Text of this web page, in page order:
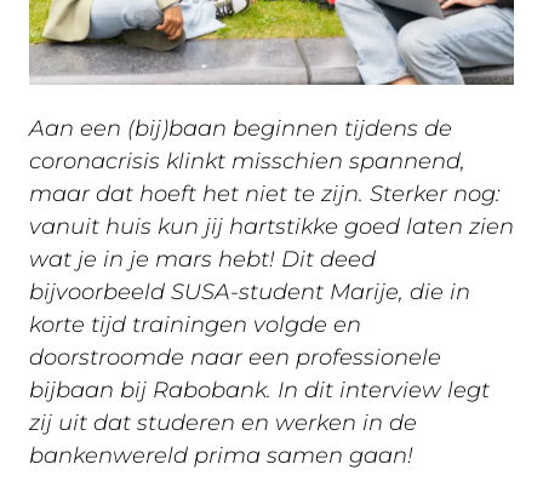
Aan een (bij)baan beginnen tijdens de
coronacrisis klinkt misschien spannend,
maar dat hoeft het niet te zijn. Sterker nog:
vanuit huis kun jij hartstikke goed laten zien
wat je in je mars hebt! Dit deed
bijvoorbeeld SUSA-student Marije, die in
korte tijd trainingen volgde en
doorstroomde naar een professionele
bijbaan bij Rabobank. In dit interview legt
zij uit dat studeren en werken in de
bankenwereld prima samen gaan!